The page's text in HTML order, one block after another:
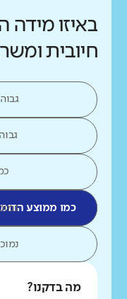
באיזו מידה
חיובית
כמו ממוצע
מה בדקנו?